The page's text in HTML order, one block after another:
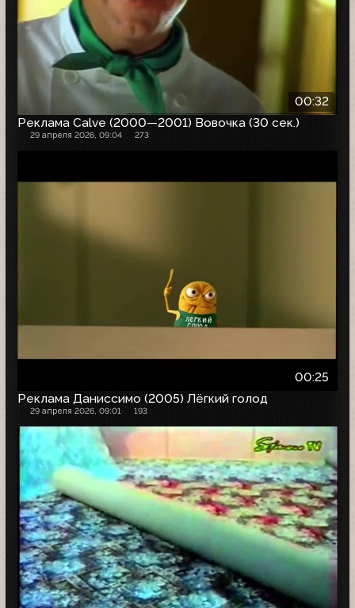
00:32
Реклама Calve (2000—2001) Вовочка (30 сек.)
29 апреля 2026, 09:04 273
00:25
Реклама Даниссимо (2005) Лёгкий голод
29 апреля 2026, 09:01 193